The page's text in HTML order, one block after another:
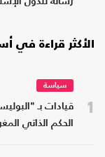
رسالة للدول
الأكثر قراءة في
1
سياسة
قيادات بـ
الحكم الذاتي